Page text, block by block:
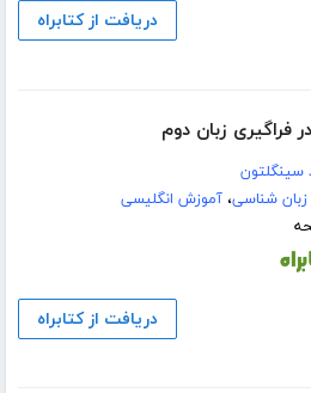
دریافت از کتابراه
فراگیری زبان دوم
سینگلتون
زبان شناسی،آموزش انگلیسی
دریافت از کتابراه